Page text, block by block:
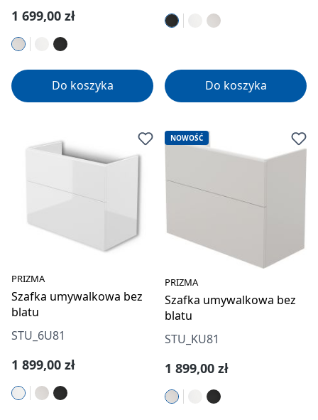
Cena regularna:
1 699,00 zł
Do koszyka Do koszyka
PRIZMA
Szafka umywalkowa bez
blatu
STU_6U81
Cena regularna:
1 899,00 zł
NOWOŚĆ
PRIZMA
Szafka umywalkowa bez
blatu
STU_KU81
Cena regularna:
1 899,00 zł